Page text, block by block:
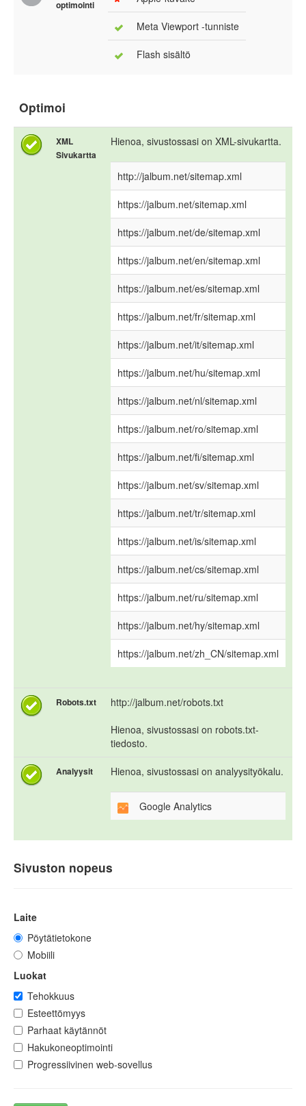
optimointi
Meta Viewport -tunniste
Flash sisältö
Optimoi
XML
Sivukartta
Hienoa, sivustossasi on XML-sivukartta.
http://jalbum.net/sitemap.xml
https://jalbum.net/sitemap.xml
https://jalbum.net/de/sitemap.xml
https://jalbum.net/en/sitemap.xml
https://jalbum.net/es/sitemap.xml
https://jalbum.net/fr/sitemap.xml
https://jalbum.net/it/sitemap.xml
https://jalbum.net/hu/sitemap.xml
https://jalbum.net/nl/sitemap.xml
https://jalbum.net/ro/sitemap.xml
https://jalbum.net/fi/sitemap.xml
https://jalbum.net/sv/sitemap.xml
https://jalbum.net/tr/sitemap.xml
https://jalbum.net/is/sitemap.xml
https://jalbum.net/cs/sitemap.xml
https://jalbum.net/ru/sitemap.xml
https://jalbum.net/hy/sitemap.xml
https://jalbum.net/zh_CN/sitemap.xml
Robots.txt
http://jalbum.net/robots.txt
Hienoa, sivustossasi on robots.txt-
tiedosto.
Analyysit Hienoa, sivustossasi on analyysityökalu.
Google Analytics
Sivuston nopeus
Laite
Pöytätietokone
Mobiili
Luokat
Tehokkuus
Esteettömyys
Parhaat käytännöt
Hakukoneoptimointi
Progressiivinen web-sovellus